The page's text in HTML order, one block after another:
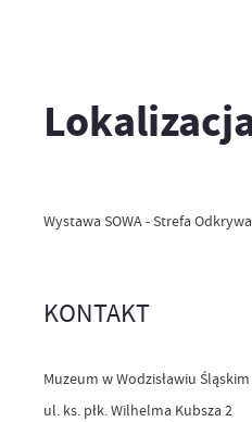
Wystawa SOWA - Strefa
KONTAKT
Muzeum w Wodzisławiu Śląskim
ul. ks. płk. Wilhelma Kubsza 2